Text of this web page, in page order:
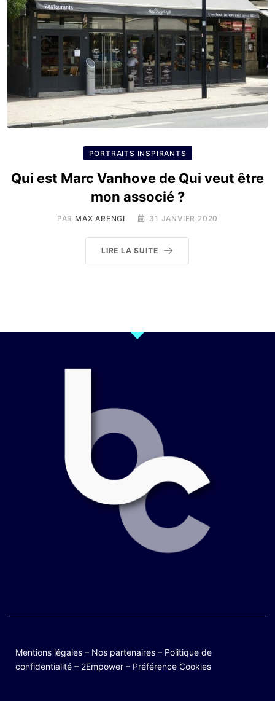
PORTRAITS INSPIRANTS
Qui est Marc Vanhove de Qui veut être
mon associé ?
PAR MAX ARENGI 31 JANVIER 2020
LIRE LA SUITE
Mentions légales – Nos partenaires – Politique de
confidentialité – 2Empower – Préférence Cookies